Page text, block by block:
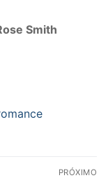
Smith
PRÓXIMO